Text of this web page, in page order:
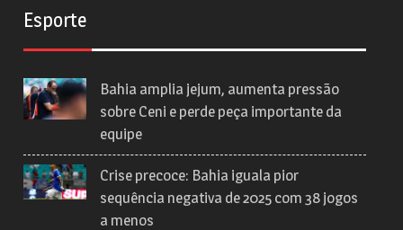
Esporte
Bahia amplia jejum, aumenta pressão
sobre Ceni e perde peça importante da
equipe
Crise precoce: Bahia iguala pior
sequência negativa de 2025 com 38 jogos
a menos